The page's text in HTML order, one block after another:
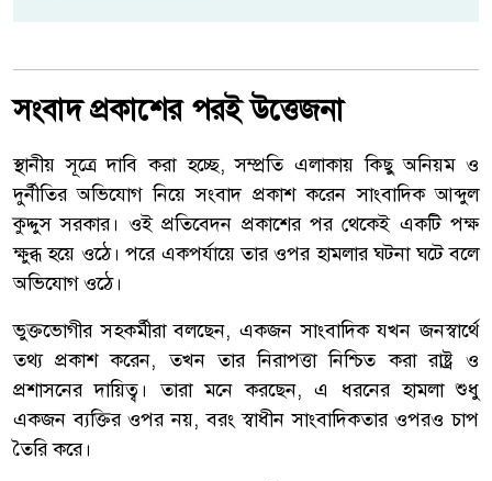
সংবাদ প্রকাশের পরই উত্তেজনা
স্থানীয় সূত্রে দাবি করা হচ্ছে, সম্প্রতি এলাকায় কিছু অনিয়ম ও
দুর্নীতির অভিযোগ নিয়ে সংবাদ প্রকাশ করেন সাংবাদিক আব্দুল
কুদ্দুস সরকার। ওই প্রতিবেদন প্রকাশের পর থেকেই একটি পক্ষ
ক্ষুব্ধ হয়ে ওঠে। পরে একপর্যায়ে তার ওপর হামলার ঘটনা ঘটে বলে
অভিযোগ ওঠে।
ভুক্তভোগীর সহকর্মীরা বলছেন, একজন সাংবাদিক যখন জনস্বার্থে
তথ্য প্রকাশ করেন, তখন তার নিরাপত্তা নিশ্চিত করা রাষ্ট্র ও
প্রশাসনের দায়িত্ব। তারা মনে করছেন, এ ধরনের হামলা শুধু
একজন ব্যক্তির ওপর নয়, বরং স্বাধীন সাংবাদিকতার ওপরও চাপ
তৈরি করে।